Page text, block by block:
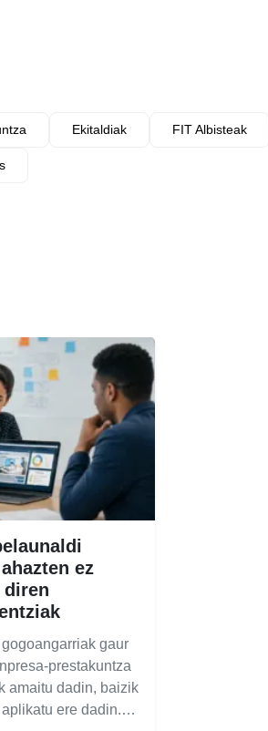
Ekitaldiak FIT Albisteak
ez
diren
gaur
prestakuntza
amaitu dadin, baizik
ere dadin.…